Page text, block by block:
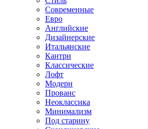
Современные
Евро
Английские
Дизайнерские
Итальянские
Кантри
Классические
Лофт
Модерн
Прованс
Неоклассика
Минимализм
Под старину